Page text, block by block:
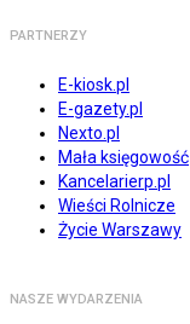
PARTNERZY
E-kiosk.pl
E-gazety.pl
Nexto.pl
Mała księgowość
Kancelarierp.pl
Wieści Rolnicze
Życie Warszawy
NASZE WYDARZENIA